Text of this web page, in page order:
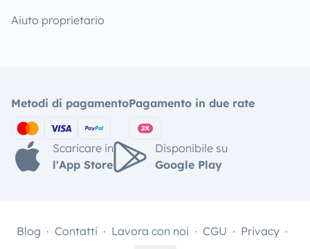
Aiuto proprietario
Metodi di pagamentoPagamento in due rate
Scaricare in
l'App Store
Disponibile su
Google Play
Blog Contatti Lavora con noi CGU Privacy